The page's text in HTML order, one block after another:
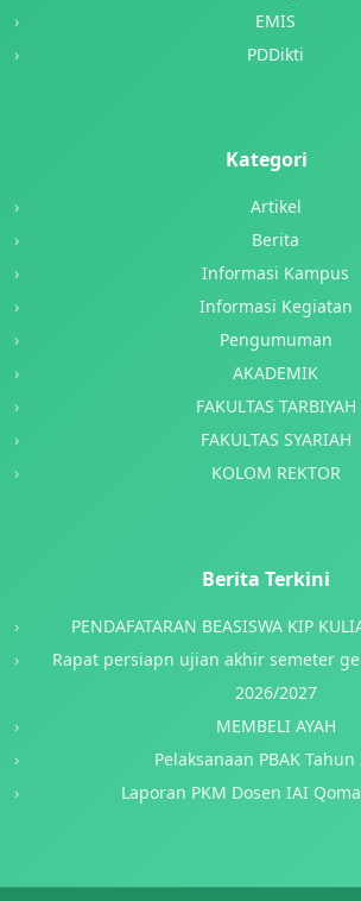
EMIS
PDDikti
Kategori
Artikel
Berita
Informasi Kampus
Informasi Kegiatan
Pengumuman
AKADEMIK
FAKULTAS TARBIYAH
FAKULTAS SYARIAH
KOLOM REKTOR
Berita Terkini
PENDAFATARAN BEASISWA KIP
Rapat persiapn ujian akhir semeter
2026/2027
MEMBELI AYAH
Pelaksanaan PBAK Tahun
Laporan PKM Dosen IAI